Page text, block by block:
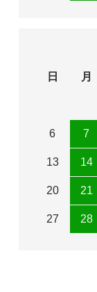
日
月
6 7
13 14
20 21
27 28